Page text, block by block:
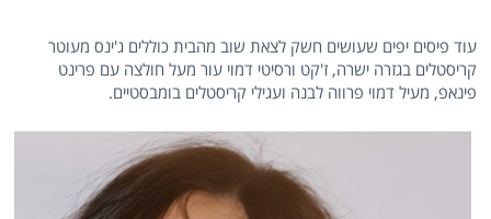
עוד פיסים יפים שעושים חשק לצאת שוב מהבית כוללים ג'ינס מעוטר
קריסטלים בגזרה ישרה, ז'קט ורסיטי דמוי עור מעל חולצה עם פרינט
פינאפ, מעיל דמוי פרווה לבנה ועגילי קריסטלים בומבסטיים.